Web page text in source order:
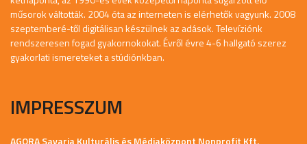
műsorok váltották. 2004 óta az interneten is elérhetők vagyunk. 2008
szeptemberé-től digitálisan készülnek az adások. Televíziónk
rendszeresen fogad gyakornokokat. Évről évre 4-6 hallgató szerez
gyakorlati ismereteket a stúdiónkban.
IMPRESSZUM
AGORA Savaria Kulturális és Médiaközpont Nonprofit Kft.